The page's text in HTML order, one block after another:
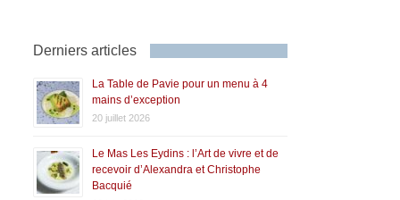
Derniers articles
La Table de Pavie pour un menu à 4
mains d’exception
20 juillet 2026
Le Mas Les Eydins : l’Art de vivre et de
recevoir d’Alexandra et Christophe
Bacquié